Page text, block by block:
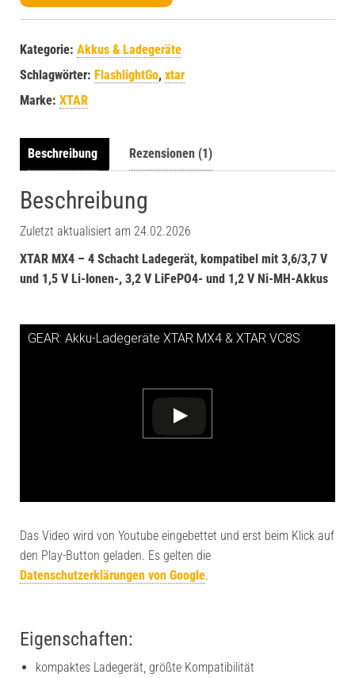
Kategorie: Akkus & Ladegeräte
Schlagwörter: FlashlightGo, xtar
Marke: XTAR
Beschreibung Rezensionen (1)
Beschreibung
Zuletzt aktualisiert am 24.02.2026
XTAR MX4 – 4 Schacht Ladegerät, kompatibel mit 3,6/3,7 V
und 1,5 V Li-Ionen-, 3,2 V LiFePO4- und 1,2 V Ni-MH-Akkus
GEAR: Akku-Ladegeräte XTAR MX4 & XTAR VC8S
Das Video wird von Youtube eingebettet und erst beim Klick auf
den Play-Button geladen. Es gelten die
Datenschutzerklärungen von Google.
Eigenschaften:
kompaktes Ladegerät, größte Kompatibilität